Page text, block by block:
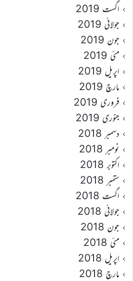
اگست 2019
جولائی 2019
جون 2019
مئی 2019
اپریل 2019
مارچ 2019
فروری 2019
جنوری 2019
دسمبر 2018
نومبر 2018
اکتوبر 2018
ستمبر 2018
اگست 2018
جولائی 2018
جون 2018
مئی 2018
اپریل 2018
مارچ 2018